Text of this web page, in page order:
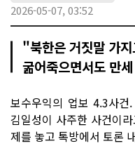
2026-05-07, 03:52
"북한은 거짓말 가
굶어죽으면서도 만
보수우익의 업보 4.3사건
김일성이 사주한 사건이
제를 놓고 톡방에서 토론